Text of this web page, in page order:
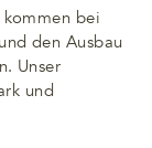
kommen bei
den Ausbau
Unser
und